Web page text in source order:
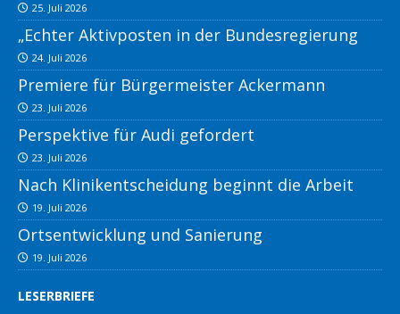
25. Juli 2026
„Echter Aktivposten in der Bundesregierung
24. Juli 2026
Premiere für Bürgermeister Ackermann
23. Juli 2026
Perspektive für Audi gefordert
23. Juli 2026
Nach Klinikentscheidung beginnt die Arbeit
19. Juli 2026
Ortsentwicklung und Sanierung
19. Juli 2026
LESERBRIEFE